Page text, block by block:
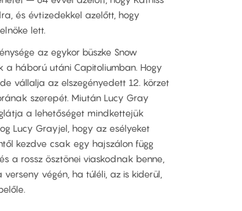
és évtizedekkel azelőtt, hogy
lett.
az egykor büszke Snow
háború utáni Capitoliumban. Hogy
vállalja az elszegényedett 12. körzet
szerepét. Miután Lucy Gray
a lehetőséget mindkettejük
Lucy Grayjel, hogy az esélyeket
kezdve csak egy hajszálon függ
a rossz ösztönei viaskodnak benne,
végén, ha túléli, az is kiderül,